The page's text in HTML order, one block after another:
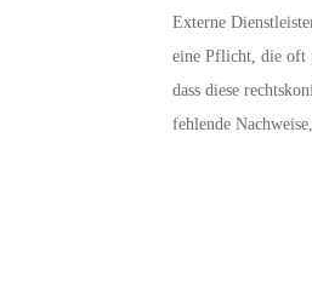
Externe
eine Pflicht, die oft
dass diese
fehlende